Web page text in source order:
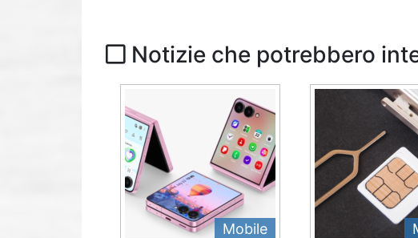
Notizie che potrebbero
Mobile